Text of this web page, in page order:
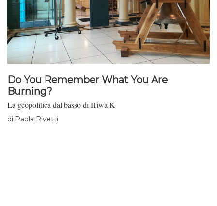
Do You Remember What You Are
Burning?
La geopolitica dal basso di Hiwa K
di Paola Rivetti